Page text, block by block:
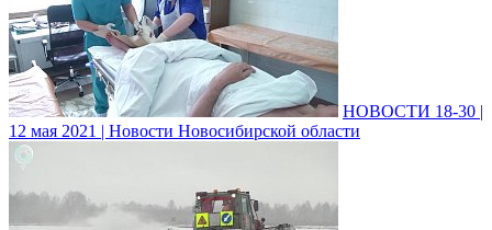
НОВОСТИ 18-30 |
12 мая 2021 | Новости Новосибирской области